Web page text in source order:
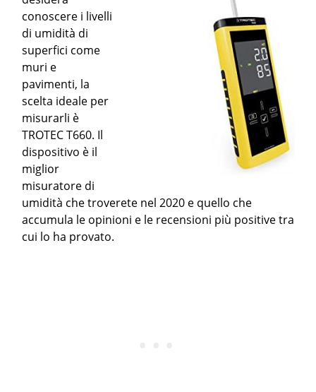
conoscere i livelli
di umidità di
superfici come
muri e
pavimenti, la
scelta ideale per
misurarli è
TROTEC T660. Il
dispositivo è il
miglior
misuratore di
umidità che troverete nel 2020 e quello che
accumula le opinioni e le recensioni più positive tra
cui lo ha provato.